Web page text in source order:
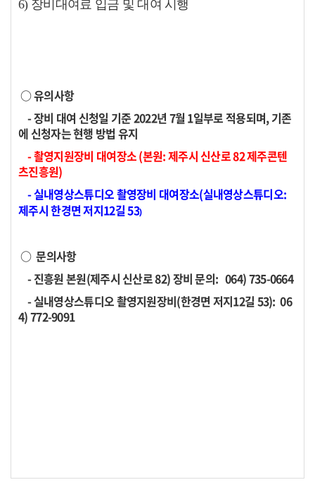
6) 장비대여료 입금 및 대여 시행
○ 유의사항
- 장비 대여 신청일 기준 2022년 7월 1일부로 적용되며, 기존
에 신청자는 현행 방법 유지
- 촬영지원장비 대여장소 (본원: 제주시 신산로 82 제주콘텐
츠진흥원)
- 실내영상스튜디오 촬영장비 대여장소(실내영상스튜디오:
제주시 한경면 저지12길 53)
○ 문의사항
- 진흥원 본원(제주시 신산로 82) 장비 문의: 064) 735-0664
- 실내영상스튜디오 촬영지원장비(한경면 저지12길 53): 06
4) 772-9091